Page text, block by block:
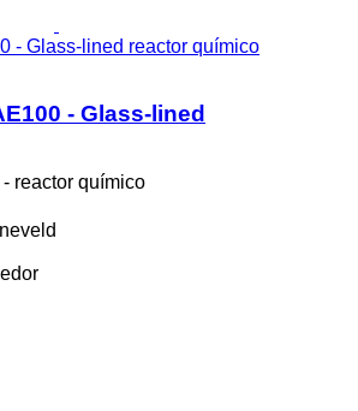
- Glass-lined reactor químico
- Glass-lined
reactor químico